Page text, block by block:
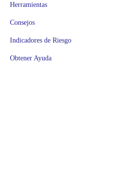
Herramientas
Consejos
Indicadores de Riesgo
Obtener Ayuda